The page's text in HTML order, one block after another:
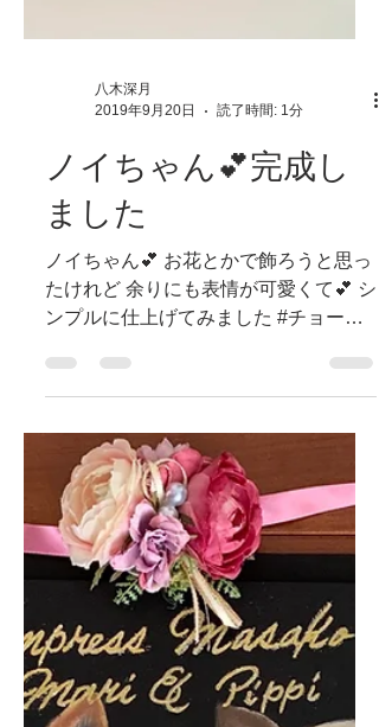
2019年9月20日
読了時間: 1分
ノイちゃん💕完成し
ました
ノイちゃん💕 お花とかで飾ろうと思っ
たけれど 余りにも表情が可愛くて💕 シ
ンプルに仕上げてみました #チョーク